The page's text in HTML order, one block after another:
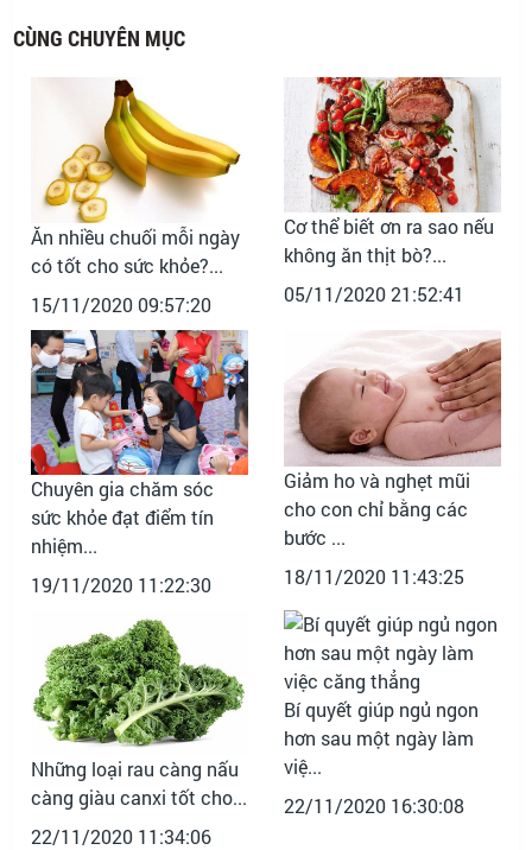
CÙNG CHUYÊN MỤC
Ăn nhiều chuối mỗi ngày
có tốt cho sức khỏe?...
15/11/2020 09:57:20
Cơ thể biết ơn ra sao nếu
không ăn thịt bò?...
05/11/2020 21:52:41
Chuyên gia chăm sóc
sức khỏe đạt điểm tín
nhiệm...
19/11/2020 11:22:30
Giảm ho và nghẹt mũi
cho con chỉ bằng các
bước ...
18/11/2020 11:43:25
Những loại rau càng nấu
càng giàu canxi tốt cho...
22/11/2020 11:34:06
Bí quyết giúp ngủ ngon
hơn sau một ngày làm
việ...
22/11/2020 16:30:08